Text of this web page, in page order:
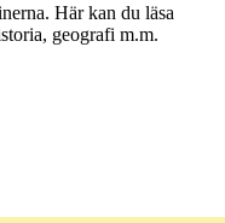
Här kan du läsa
geografi m.m.